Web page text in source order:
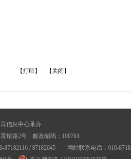
【打印】 【关闭】